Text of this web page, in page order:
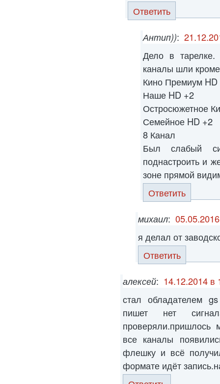
Ответить
Антип)):
Дело в
каналы шли
Кино Премиум HD
Наше HD +2
Остросюжетное
Семейное HD +2
8 Канал
Был слабый
поднастроить и
зоне прямой
Ответить
михаил:
я делал от
Ответить
алексей: 14.12.2014 в
стал обладателем
пишет нет
проверяли.пришлось
все каналы
флешку и всё
формате идёт